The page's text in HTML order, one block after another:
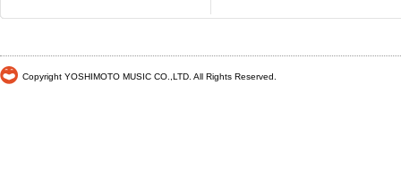
Copyright YOSHIMOTO MUSIC CO.,LTD. All Rights Reserved.